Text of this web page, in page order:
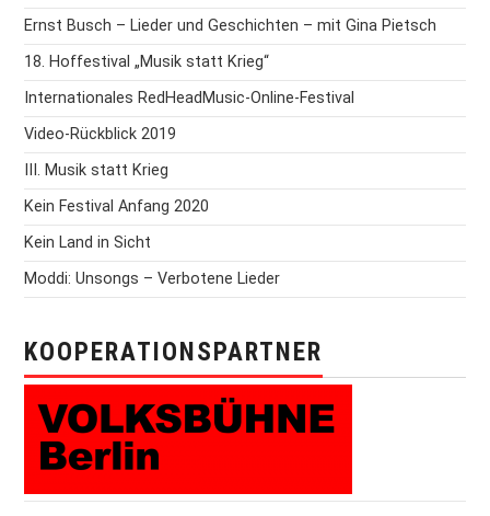
Ernst Busch – Lieder und Geschichten – mit Gina Pietsch
18. Hoffestival „Musik statt Krieg“
Internationales RedHeadMusic-Online-Festival
Video-Rückblick 2019
III. Musik statt Krieg
Kein Festival Anfang 2020
Kein Land in Sicht
Moddi: Unsongs – Verbotene Lieder
KOOPERATIONSPARTNER